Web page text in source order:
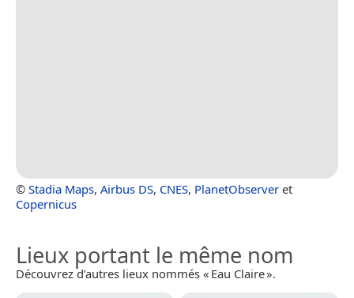
© Stadia Maps, Airbus DS, CNES, PlanetObserver et
Copernicus
Lieux portant le même nom
Découvrez d’autres lieux nommés « Eau Claire ».